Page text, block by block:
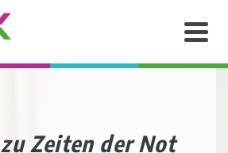
Zeiten der Not